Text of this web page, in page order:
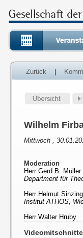
Zurück
Wilhelm
Mittwoch ,
Moderation
Herr Gerd B. Müller
Department für
Herr Helmut
Institut ATHOS,
Herr Walter Hruby
Videomitschnitte